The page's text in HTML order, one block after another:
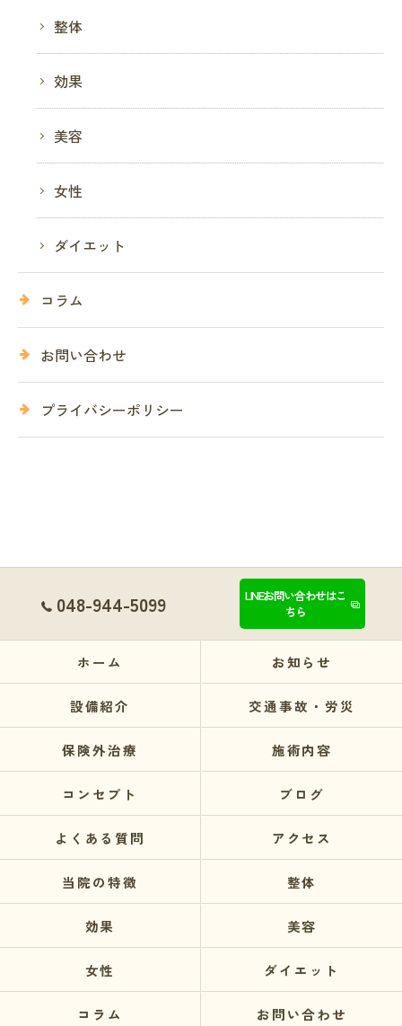
整体
効果
美容
女性
ダイエット
コラム
お問い合わせ
プライバシーポリシー
048-944-5099
LINEお問い合わせはこ
ちら
ホーム お知らせ
設備紹介 交通事故・労災
保険外治療 施術内容
コンセプト ブログ
よくある質問 アクセス
当院の特徴 整体
効果 美容
女性 ダイエット
コラム お問い合わせ